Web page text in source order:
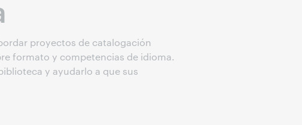
proyectos de catalogación
formato y competencias de idioma.
y ayudarlo a que sus